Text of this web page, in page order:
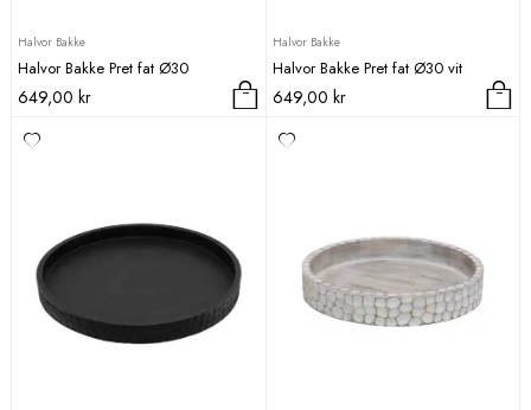
Halvor Bakke
Halvor Bakke Pret fat Ø30
649,00 kr
Halvor Bakke
Halvor Bakke Pret fat Ø30 vit
649,00 kr